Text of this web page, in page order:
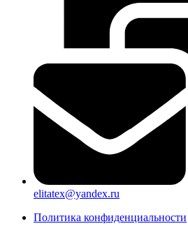
elitatex@yandex.ru
Политика конфиденциальности